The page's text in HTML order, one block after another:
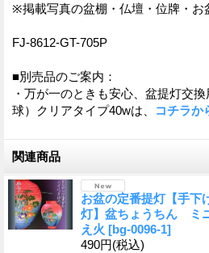
※掲載写真の盆棚・仏壇・位牌・お
FJ-8612-GT-705P
■別売品のご案内：
・万が一のときも安心、盆提灯交
球）クリアタイプ40wは、
コチラか
関連商品
お盆の定番提灯【手下
灯】盆ちょうちん
え火 [bg-0096-1]
490円(税込)